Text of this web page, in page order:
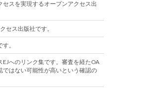
スを実現するオープンアクセス出
セス出版社です。
。
へのリンク集です。審査を経たOA
はない可能性が高いという確認の